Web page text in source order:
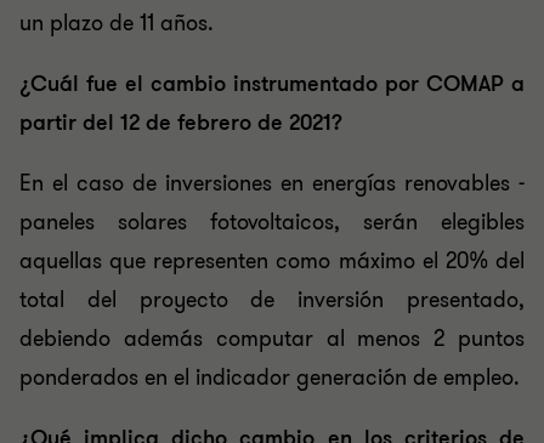
un plazo de 11 años.
¿Cuál fue el cambio instrumentado por COMAP a
partir del 12 de febrero de 2021?
En el caso de inversiones en energías renovables -
paneles solares fotovoltaicos, serán elegibles
aquellas que representen como máximo el 20% del
total del proyecto de inversión presentado,
debiendo además computar al menos 2 puntos
ponderados en el indicador generación de empleo.